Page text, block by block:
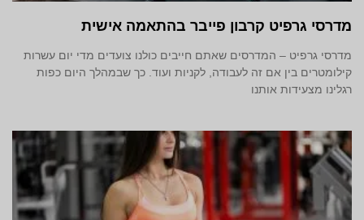
מדרסי גרפיט קרבון פייבר בהתאמה אישית
מדרסי גרפיט – המדרסים שאתם חייבים כולנו צועדים מדי יום עשרות
קילומטרים בין אם זה לעבודה, לקניות ועוד. כך שבמהלך היום כפות
רגלינו מצעידות אותנו